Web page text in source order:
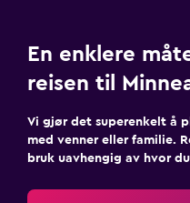
En enklere
reisen til
Vi gjør det superenkelt å
med venner eller familie.
bruk uavhengig av hvor